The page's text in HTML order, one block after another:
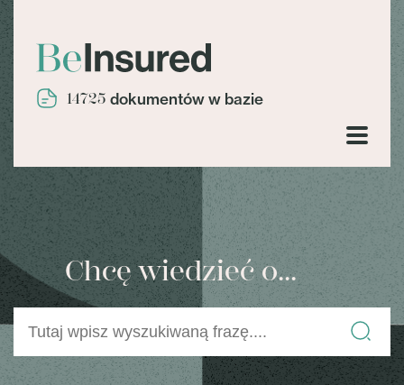
14725 dokumentów w bazie
Chcę wiedzieć o...